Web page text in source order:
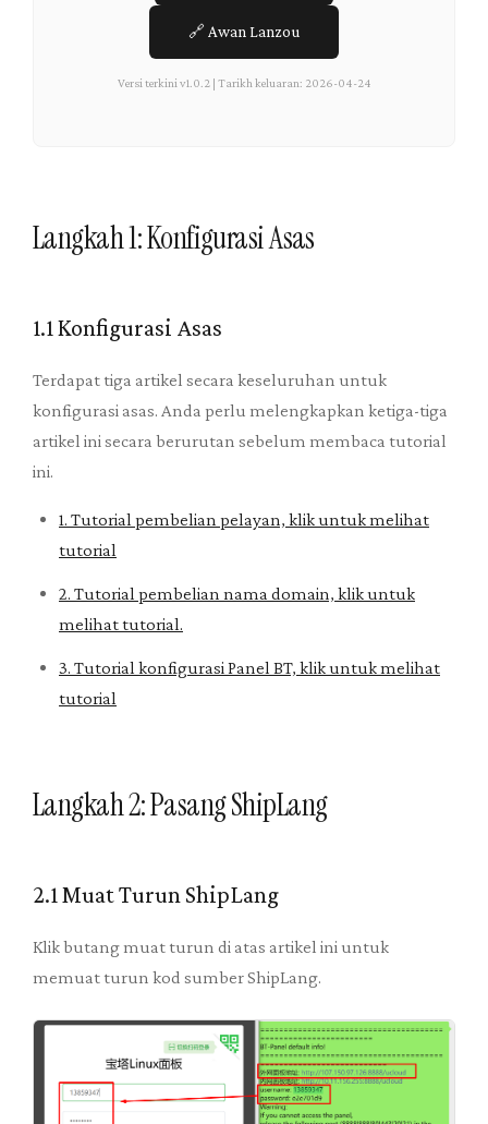
🔗 Awan Lanzou
Versi terkini v1.0.2 | Tarikh keluaran: 2026-04-24
Langkah 1: Konfigurasi Asas
1.1 Konfigurasi Asas
Terdapat tiga artikel secara keseluruhan untuk
konfigurasi asas. Anda perlu melengkapkan ketiga-tiga
artikel ini secara berurutan sebelum membaca tutorial
ini.
1. Tutorial pembelian pelayan, klik untuk melihat
tutorial
2. Tutorial pembelian nama domain, klik untuk
melihat tutorial.
3. Tutorial konfigurasi Panel BT, klik untuk melihat
tutorial
Langkah 2: Pasang ShipLang
2.1 Muat Turun ShipLang
Klik butang muat turun di atas artikel ini untuk
memuat turun kod sumber ShipLang.